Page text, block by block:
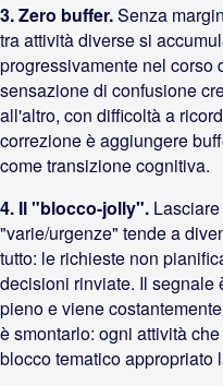
3. Zero buffer.Senza
tra attività diverse si
progressivamente nel corso
sensazione di confusione
all'altro, con difficoltà a
correzione è aggiungere
come transizione cognitiva.
4. Il "blocco-jolly".
"varie/urgenze" tende a
tutto: le richieste non
decisioni rinviate. Il segnale
pieno e viene
è smontarlo: ogni attività
blocco tematico appropriato